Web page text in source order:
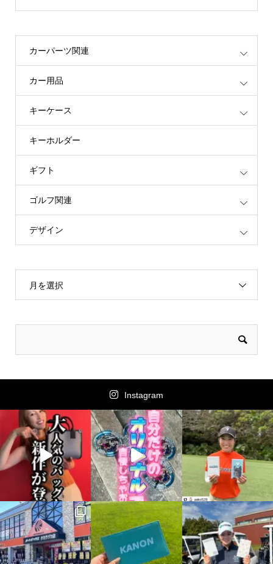
カーパーツ関連
カー用品
キーケース
キーホルダー
ギフト
ゴルフ関連
デザイン
月を選択
Instagram